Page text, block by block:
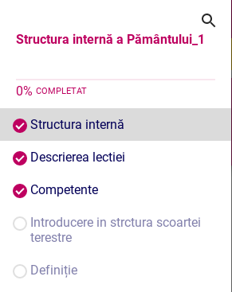
Structura internă a Pământului_1
0% COMPLETAT
Structura internă
Descrierea lectiei
Competente
Introducere in strctura scoartei
terestre
Definiție
Structura internă a Pământului_1